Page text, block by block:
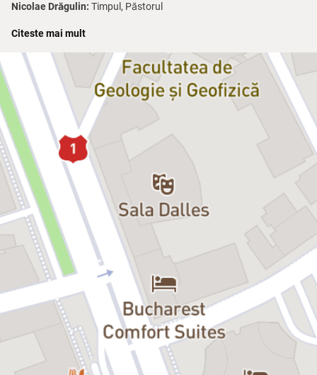
Nicolae Drăgulin: Timpul, Păstorul
Valeriu Ilisie:Mamilius, tânăr prinț al Siciliei, Florizel, prințul
Boemiei
Rafira Ionel:
Perdita, fata lui Leontes și a Hermionei, Emilia,
doamna de onoare a Hermionei
Vlad Jora:
Clovnul, Întâiul Senior
Diana Lantoș:
Paulina, soția lui Antigonus; Dorcas
Silviu Lupescu:Antigonus, lord sicilian; Autolycus
Gloria Radu:Paulina, soția lui Antigonus
„Poveste de iarnă” de William Shakespeare provoacă optimismul și
răstoarnă concluzia de închidere temporală din „Macbeth”: „Ce-i
făcut, e bun făcut.” (Actul V, Scena 1).
Shakespeare face exact ceea ce ne este imposibil să facem în
realitate: oprește istoria precum apa de la robinet și ne transpune în
orice alt moment decât cel prezent. De data aceasta, Timpul se lasă
întors spre iertarea finală. Dar poate fi iertare la final și timpul
petrecut în ispășire să aline rana provocată?
Orbit de gelozia născută din frica de a pierde un prezent etern
frumos, regele Siciliei – Leontes, își dinamitează propria situație și
pe a celor apropiați: își acuză pe nedrept soția, Hermiona, de
trădare cu cel mai bun prieten al lui, Polixenes, regele Boemiei,
crezând că are dovada clară, Hermiona urmând să nască un copil
Citeste mai mult